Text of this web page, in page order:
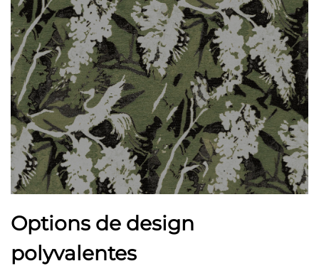
Options de design
polyvalentes